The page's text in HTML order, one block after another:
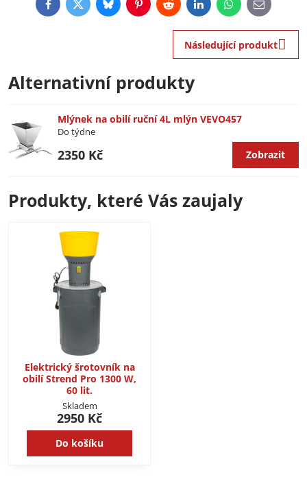
FacebookTwitterBlueskyPinterestRedditLinkedInWhatsApp
E-
mail
Následující produkt
Alternativní produkty
Mlýnek na obilí ruční 4L mlýn VEVO457
Do týdne
2350 Kč Zobrazit
Produkty, které Vás zaujaly
Elektrický šrotovník na
obilí Strend Pro 1300 W,
60 lit.
Skladem
2950 Kč
Do košíku